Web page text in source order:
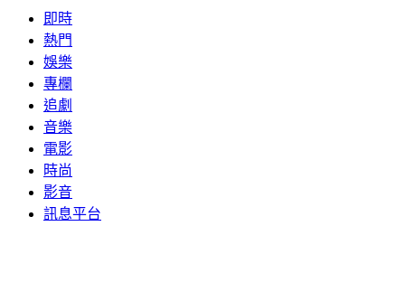
即時
熱門
娛樂
專欄
追劇
音樂
電影
時尚
影音
訊息平台